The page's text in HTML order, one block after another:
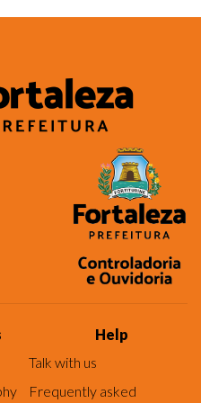
Help
Talk with us
Frequently asked